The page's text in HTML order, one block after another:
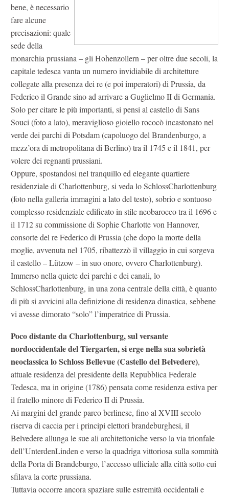
bene, è necessario
fare alcune
precisazioni: quale
sede della
monarchia prussiana – gli Hohenzollern – per oltre due secoli, la
capitale tedesca vanta un numero invidiabile di architetture
collegate alla presenza dei re (e poi imperatori) di Prussia, da
Federico il Grande sino ad arrivare a Guglielmo II di Germania.
Solo per citare le più importanti, si pensi al castello di Sans
Souci (foto a lato), meraviglioso gioiello rococò incastonato nel
verde dei parchi di Potsdam (capoluogo del Brandenburgo, a
mezz’ora di metropolitana di Berlino) tra il 1745 e il 1841, per
volere dei regnanti prussiani.
Oppure, spostandosi nel tranquillo ed elegante quartiere
residenziale di Charlottenburg, si veda lo SchlossCharlottenburg
(foto nella galleria immagini a lato del testo), sobrio e sontuoso
complesso residenziale edificato in stile neobarocco tra il 1696 e
il 1712 su commissione di Sophie Charlotte von Hannover,
consorte del re Federico di Prussia (che dopo la morte della
moglie, avvenuta nel 1705, ribattezzò il villaggio in cui sorgeva
il castello – Lützow – in suo onore, ovvero Charlottenburg).
Immerso nella quiete dei parchi e dei canali, lo
SchlossCharlottenburg, in una zona centrale della città, è quanto
di più si avvicini alla definizione di residenza dinastica, sebbene
vi avesse dimorato “solo” l’imperatrice di Prussia.
Poco distante da Charlottenburg, sul versante
nordoccidentale del Tiergarten, si erge nella sua sobrietà
neoclassica lo Schloss Bellevue (Castello del Belvedere),
attuale residenza del presidente della Repubblica Federale
Tedesca, ma in origine (1786) pensata come residenza estiva per
il fratello minore di Federico II di Prussia.
Ai margini del grande parco berlinese, fino al XVIII secolo
riserva di caccia per i principi elettori brandeburghesi, il
Belvedere allunga le sue ali architettoniche verso la via trionfale
dell’UnterdenLinden e verso la quadriga vittoriosa sulla sommità
della Porta di Brandeburgo, l’accesso ufficiale alla città sotto cui
sfilava la corte prussiana.
Tuttavia occorre ancora spaziare sulle estremità occidentali e